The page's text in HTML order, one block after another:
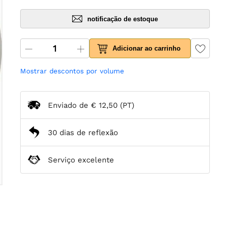
notificação de estoque
Adicionar ao carrinho
Mostrar descontos por volume
Enviado de € 12,50 (PT)
30 dias de reflexão
Serviço excelente